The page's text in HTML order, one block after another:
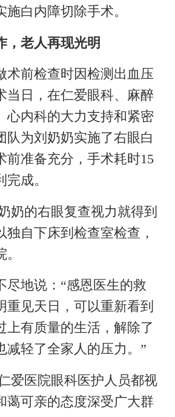
白内障切除手术。
，老人再现光明
术前检查时因检测出血压
当日，在仁爱眼科、麻醉
心内科的大力支持和紧密
队为刘奶奶实施了右眼白
前准备充分，手术耗时15
成。
奶的右眼复查视力就得到
独自下床到检查室检查，
尽地说：“感恩医生的救
重见天日，可以重新看到
上有质量的生活，解除了
轻了全家人的压力。 ”
爱医院眼科医护人员都视
蔼可亲的态度深受广大群